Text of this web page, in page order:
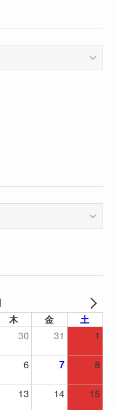
木 金 土
30 31
1
6 7
8
13 14
15